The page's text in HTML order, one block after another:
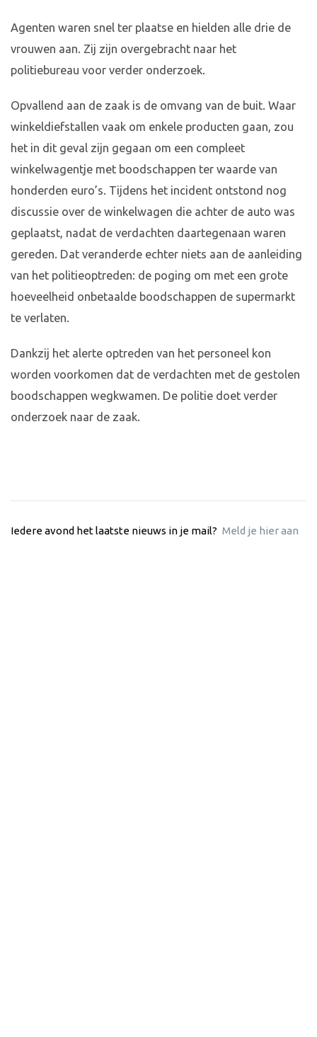
Agenten waren snel ter plaatse en hielden alle drie de
vrouwen aan. Zij zijn overgebracht naar het
politiebureau voor verder onderzoek.
Opvallend aan de zaak is de omvang van de buit. Waar
winkeldiefstallen vaak om enkele producten gaan, zou
het in dit geval zijn gegaan om een compleet
winkelwagentje met boodschappen ter waarde van
honderden euro’s. Tijdens het incident ontstond nog
discussie over de winkelwagen die achter de auto was
geplaatst, nadat de verdachten daartegenaan waren
gereden. Dat veranderde echter niets aan de aanleiding
van het politieoptreden: de poging om met een grote
hoeveelheid onbetaalde boodschappen de supermarkt
te verlaten.
Dankzij het alerte optreden van het personeel kon
worden voorkomen dat de verdachten met de gestolen
boodschappen wegkwamen. De politie doet verder
onderzoek naar de zaak.
Iedere avond het laatste nieuws in je mail? Meld je hier aan